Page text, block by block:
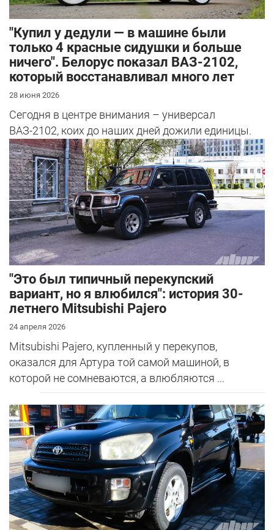
"Купил у дедули — в машине были
только 4 красные сидушки и больше
ничего". Белорус показал ВАЗ-2102,
который восстанавливал много лет
28 июня 2026
Сегодня в центре внимания – универсал
ВАЗ-2102, коих до наших дней дожили единицы.
"Это был типичный перекупский
вариант, но я влюбился": история 30-
летнего Mitsubishi Pajero
24 апреля 2026
Mitsubishi Pajero, купленный у перекупов,
оказался для Артура той самой машиной, в
которой не сомневаются, а влюбляются ...